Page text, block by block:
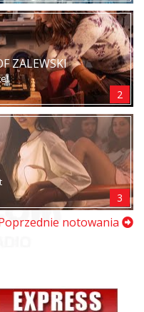
ZALEWSKI
2
3
notowania